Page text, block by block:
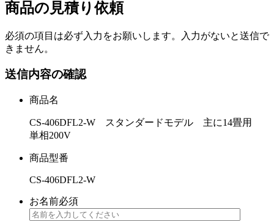
商品の見積り依頼
必須の項目は必ず入力をお願いします。入力がないと送信で
きません。
送信内容の確認
商品名
CS-406DFL2-W スタンダードモデル 主に14畳用
単相200V
商品型番
CS-406DFL2-W
お名前必須